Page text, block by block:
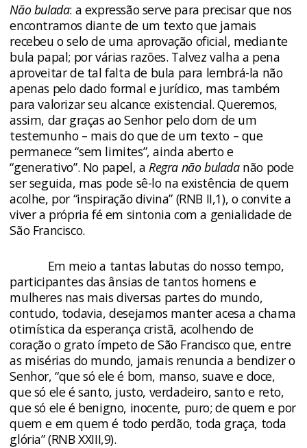
Não bulada: a expressão serve para precisar que nos
encontramos diante de um texto que jamais
recebeu o selo de uma aprovação oficial, mediante
bula papal; por várias razões. Talvez valha a pena
aproveitar de tal falta de bula para lembrá-la não
apenas pelo dado formal e jurídico, mas também
para valorizar seu alcance existencial. Queremos,
assim, dar graças ao Senhor pelo dom de um
testemunho – mais do que de um texto – que
permanece “sem limites”, ainda aberto e
“generativo”. No papel, a Regra não buladanão pode
ser seguida, mas pode sê-lo na existência de quem
acolhe, por “inspiração divina” (RNB II,1), o convite a
viver a própria fé em sintonia com a genialidade de
São Francisco.
Em meio a tantas labutas do nosso tempo,
participantes das ânsias de tantos homens e
mulheres nas mais diversas partes do mundo,
contudo, todavia, desejamos manter acesa a chama
otimística da esperança cristã, acolhendo de
coração o grato ímpeto de São Francisco que, entre
as misérias do mundo, jamais renuncia a bendizer o
Senhor, “que só ele é bom, manso, suave e doce,
que só ele é santo, justo, verdadeiro, santo e reto,
que só ele é benigno, inocente, puro; de quem e por
quem e em quem é todo perdão, toda graça, toda
glória” (RNB XXIII,9).